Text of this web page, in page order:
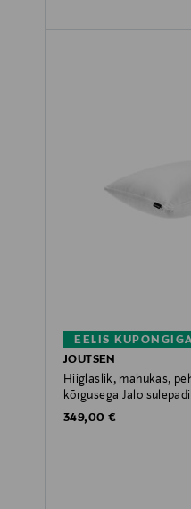
EELIS
JOUTSEN
Hiiglaslik, mahukas,
kõrgusega Jalo
Original Price
349,00 €